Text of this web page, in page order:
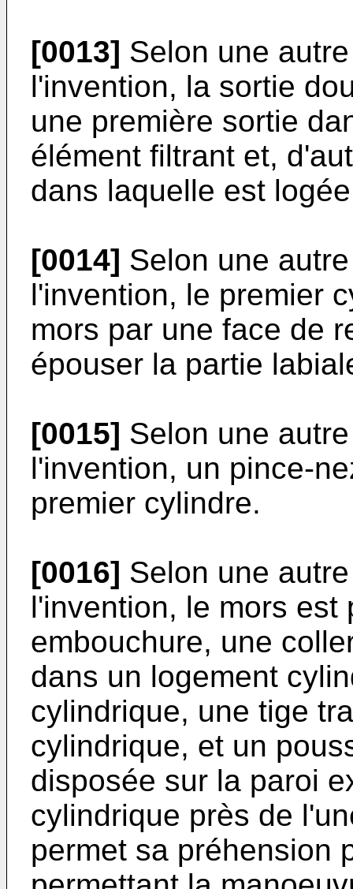
[0013] Selon une
l'invention, la sortie
une première sortie
élément filtrant et,
dans laquelle est
[0014] Selon une
l'invention, le premier
mors par une face de
épouser la partie
[0015] Selon une
l'invention, un pince-
premier cylindre.
[0016] Selon une
l'invention, le mors est
embouchure, une
dans un logement
cylindrique, une tige
cylindrique, et un
disposée sur la paroi
cylindrique près de
permet sa préhension